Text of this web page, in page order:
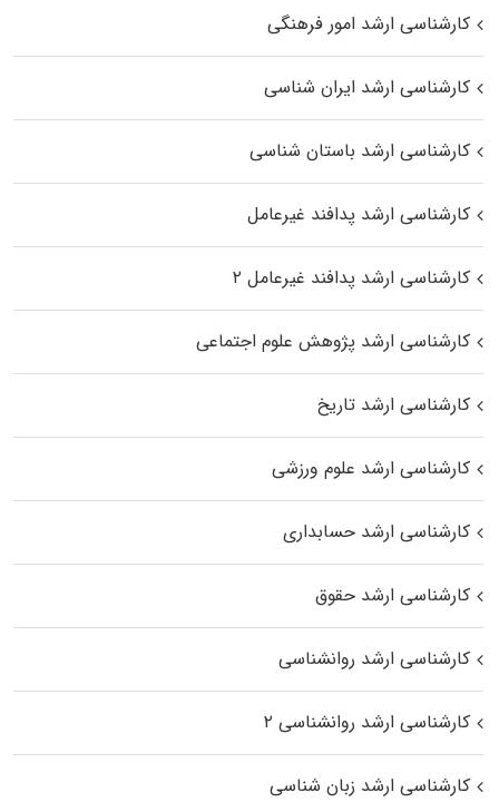
کارشناسی ارشد امور فرهنگی
کارشناسی ارشد ایران شناسی
کارشناسی ارشد باستان شناسی
کارشناسی ارشد پدافند غیرعامل
کارشناسی ارشد پدافند غیرعامل ۲
کارشناسی ارشد پژوهش علوم اجتماعی
کارشناسی ارشد تاریخ
کارشناسی ارشد علوم ورزشی
کارشناسی ارشد حسابداری
کارشناسی ارشد حقوق
کارشناسی ارشد روانشناسی
کارشناسی ارشد روانشناسی ۲
کارشناسی ارشد زبان شناسی